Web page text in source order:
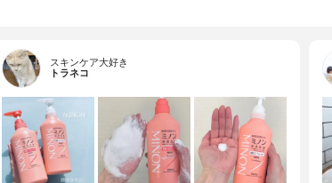
スキンケア大好き
トラネコ